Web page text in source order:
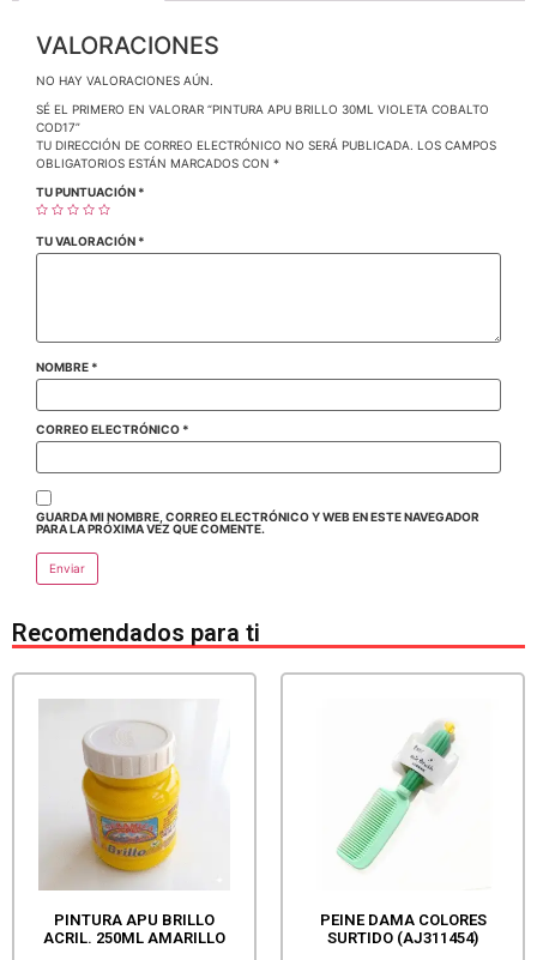
VALORACIONES
NO HAY VALORACIONES AÚN.
SÉ EL PRIMERO EN VALORAR “PINTURA APU BRILLO 30ML VIOLETA COBALTO
COD17”
TU DIRECCIÓN DE CORREO ELECTRÓNICO NO SERÁ PUBLICADA.
LOS CAMPOS
OBLIGATORIOS ESTÁN MARCADOS CON *
TU PUNTUACIÓN *
TU VALORACIÓN *
NOMBRE *
CORREO ELECTRÓNICO *
GUARDA MI NOMBRE, CORREO ELECTRÓNICO Y WEB EN ESTE NAVEGADOR
PARA LA PRÓXIMA VEZ QUE COMENTE.
Recomendados para ti
PINTURA APU BRILLO
ACRIL. 250ML AMARILLO
PEINE DAMA COLORES
SURTIDO (AJ311454)